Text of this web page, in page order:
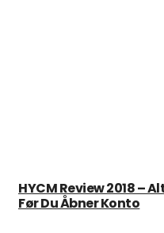
HYCM Review 2018 –
Før Du Åbner Konto